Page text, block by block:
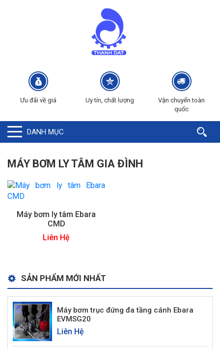
Ưu đãi về giá Uy tín, chất lượng
Vận chuyển toàn
quốc
DANH MỤC
MÁY BƠM LY TÂM GIA ĐÌNH
Máy bơm ly tâm Ebara
CMD
Liên Hệ
SẢN PHẨM MỚI NHẤT
Máy bơm trục đứng đa tầng cánh Ebara
EVMSG20
Liên Hệ